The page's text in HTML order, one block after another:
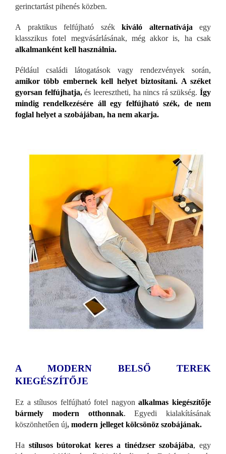
gerinctartást pihenés közben.
A praktikus felfújható szék kiváló alternatívája egy
klasszikus fotel megvásárlásának, még akkor is, ha csak
alkalmanként kell használnia.
Például családi látogatások vagy rendezvények során,
amikor több embernek kell helyet biztosítani. A széket
gyorsan felfújhatja,és leeresztheti, ha nincs rá szükség. Így
mindig rendelkezésére áll egy felfújható szék, de nem
foglal helyet a szobájában, ha nem akarja.
A MODERN BELSŐ TEREK
KIEGÉSZÍTŐJE
Ez a stílusos felfújható fotel nagyonalkalmas kiegészítője
bármely modern otthonnak. Egyedi kialakításának
köszönhetően új, modern jelleget kölcsönöz szobájának.
Ha stílusos bútorokat keres a tinédzser szobájába, egy